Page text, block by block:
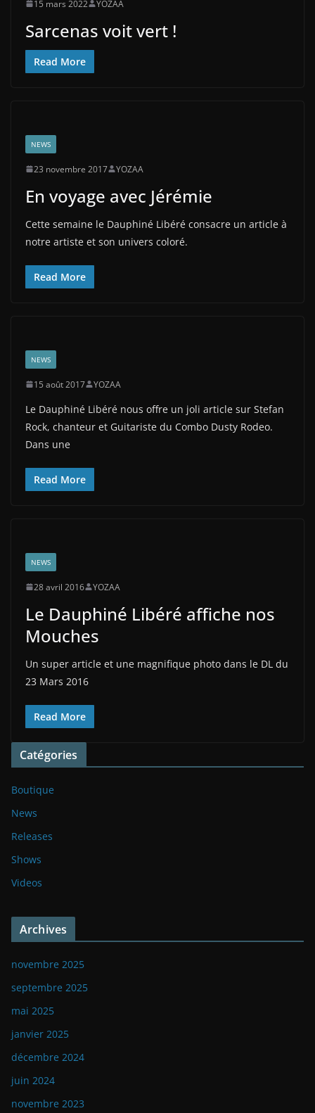
15 mars 2022 YOZAA
Sarcenas voit vert !
Read More
NEWS
23 novembre 2017 YOZAA
En voyage avec Jérémie
Cette semaine le Dauphiné Libéré consacre un article à
notre artiste et son univers coloré.
Read More
NEWS
15 août 2017 YOZAA
Le Dauphiné Libéré nous offre un joli article sur Stefan
Rock, chanteur et Guitariste du Combo Dusty Rodeo.
Dans une
Read More
NEWS
28 avril 2016 YOZAA
Le Dauphiné Libéré affiche nos
Mouches
Un super article et une magnifique photo dans le DL du
23 Mars 2016
Read More
Catégories
Boutique
News
Releases
Shows
Videos
Archives
novembre 2025
septembre 2025
mai 2025
janvier 2025
décembre 2024
juin 2024
novembre 2023